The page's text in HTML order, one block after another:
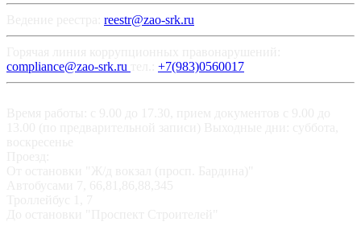
reestr@zao-srk.ru
compliance@zao-srk.ru
+7(983)0560017